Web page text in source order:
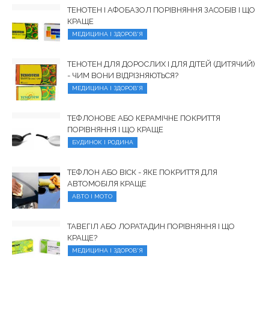
ТЕНОТЕН І АФОБАЗОЛ ПОРІВНЯННЯ ЗАСОБІВ І ЩО
КРАЩЕ
МЕДИЦИНА І ЗДОРОВ'Я
ТЕНОТЕН ДЛЯ ДОРОСЛИХ І ДЛЯ ДІТЕЙ (ДИТЯЧИЙ)
- ЧИМ ВОНИ ВІДРІЗНЯЮТЬСЯ?
МЕДИЦИНА І ЗДОРОВ'Я
ТЕФЛОНОВЕ АБО КЕРАМІЧНЕ ПОКРИТТЯ
ПОРІВНЯННЯ І ЩО КРАЩЕ
БУДИНОК І РОДИНА
ТЕФЛОН АБО ВІСК - ЯКЕ ПОКРИТТЯ ДЛЯ
АВТОМОБІЛЯ КРАЩЕ
АВТО І МОТО
ТАВЕГІЛ АБО ЛОРАТАДИН ПОРІВНЯННЯ І ЩО
КРАЩЕ?
МЕДИЦИНА І ЗДОРОВ'Я